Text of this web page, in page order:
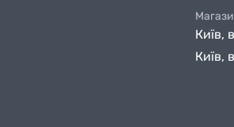
Київ,
Київ,